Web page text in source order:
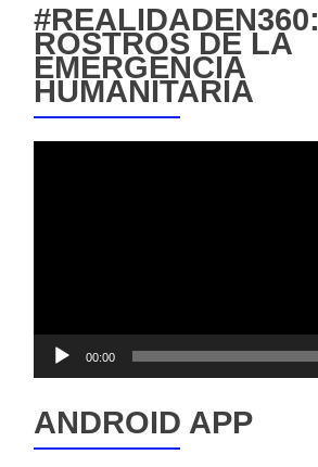
#REALIDADEN360:
ROSTROS DE LA
EMERGENCIA
HUMANITARIA
00:00
ANDROID APP